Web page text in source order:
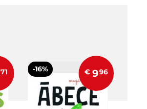
71 -16% € 996